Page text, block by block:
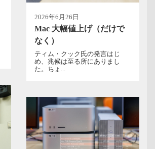
2026年6月26日
Mac 大幅値上げ（だけで
なく）
ティム・クック氏の発言はじ
め、兆候は至る所にありまし
た。ちょ...